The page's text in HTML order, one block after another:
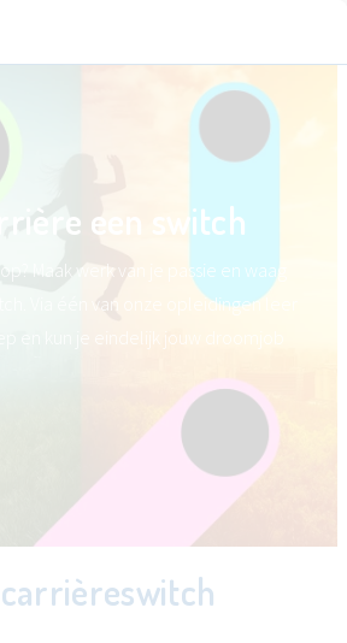
een switch
Maak werk van je passie en waag
Via één van onze opleidingen leer
en kun je eindelijk jouw droomjob